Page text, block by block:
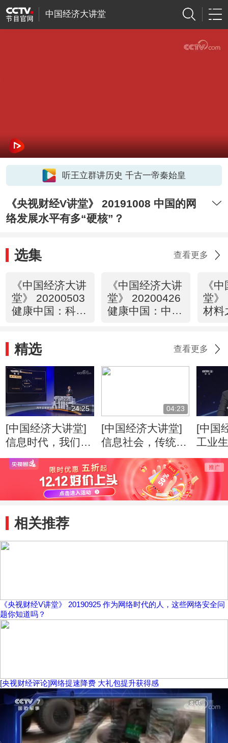
中国经济大讲堂
听王立群讲历史 千古一帝秦始皇
《央视财经V讲堂》 20191008 中国的网
络发展水平有多“硬核”？
选集 查看更多
《中国经济大讲
堂》 20200503
健康中国：科技
《中国经济大讲
堂》 20200426
健康中国：中医
《
堂》
材料
精选 查看更多
24:25
[中国经济大讲堂]
信息时代，我们如
何上课？
04:23
[中国经济大讲堂]
信息社会，传统教
育陷入重重困局
[中国
工业
的“美
相关推荐
《央视财经V讲堂》 20190925 作为网络时代的人，这些网络安全问
题你知道吗？
[央视财经评论]网络提速降费 大礼包提升获得感